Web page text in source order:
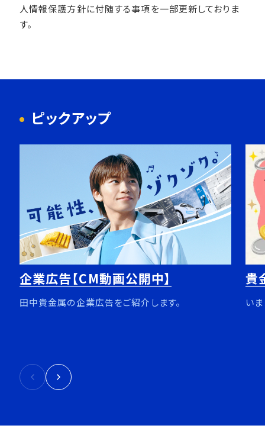
人情報保護方針に付随する事項を一部更新しておりま
す。
ピックアップ
企業広告【CM動画公開中】
田中貴金属の企業広告をご紹介します。
貴
い